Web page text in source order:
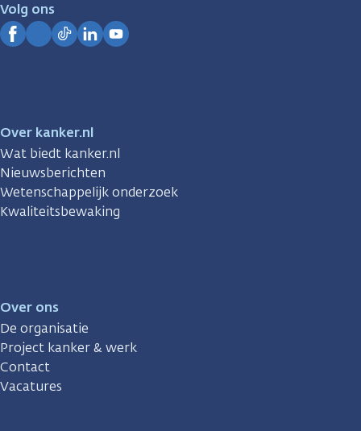
Volg ons
Over kanker.nl
Wat biedt kanker.nl
Nieuwsberichten
Wetenschappelijk onderzoek
Kwaliteitsbewaking
Over ons
De organisatie
Project kanker & werk
Contact
Vacatures